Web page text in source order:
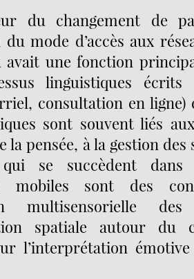
du changement de
du mode d’accès aux
avait une fonction
linguistiques écrits
consultation en ligne)
sont souvent liés
la pensée, à la gestion des
se succèdent
mobiles sont des
multisensorielle
spatiale autour du
l’interprétation